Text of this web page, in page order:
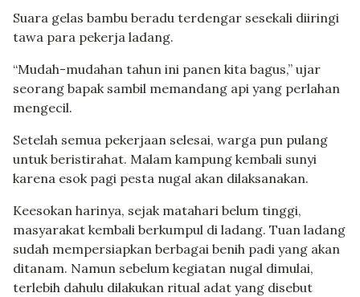
Suara gelas bambu beradu terdengar sesekali diiringi
tawa para pekerja ladang.
“Mudah-mudahan tahun ini panen kita bagus,” ujar
seorang bapak sambil memandang api yang perlahan
mengecil.
Setelah semua pekerjaan selesai, warga pun pulang
untuk beristirahat. Malam kampung kembali sunyi
karena esok pagi pesta nugal akan dilaksanakan.
Keesokan harinya, sejak matahari belum tinggi,
masyarakat kembali berkumpul di ladang. Tuan ladang
sudah mempersiapkan berbagai benih padi yang akan
ditanam. Namun sebelum kegiatan nugal dimulai,
terlebih dahulu dilakukan ritual adat yang disebut